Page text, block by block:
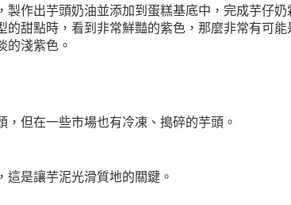
製作出芋頭奶油並添加到蛋糕基底中，完成芋仔
甜點時，看到非常鮮豔的紫色，那麼非常有可能
的淺紫色。
但在一些市場也有冷凍、搗碎的芋頭。
是讓芋泥光滑質地的關鍵。